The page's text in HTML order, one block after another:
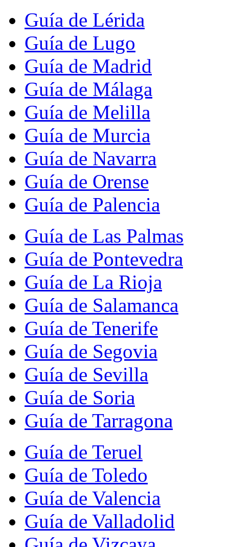
Guía de Lérida
Guía de Lugo
Guía de Madrid
Guía de Málaga
Guía de Melilla
Guía de Murcia
Guía de Navarra
Guía de Orense
Guía de Palencia
Guía de Las Palmas
Guía de Pontevedra
Guía de La Rioja
Guía de Salamanca
Guía de Tenerife
Guía de Segovia
Guía de Sevilla
Guía de Soria
Guía de Tarragona
Guía de Teruel
Guía de Toledo
Guía de Valencia
Guía de Valladolid